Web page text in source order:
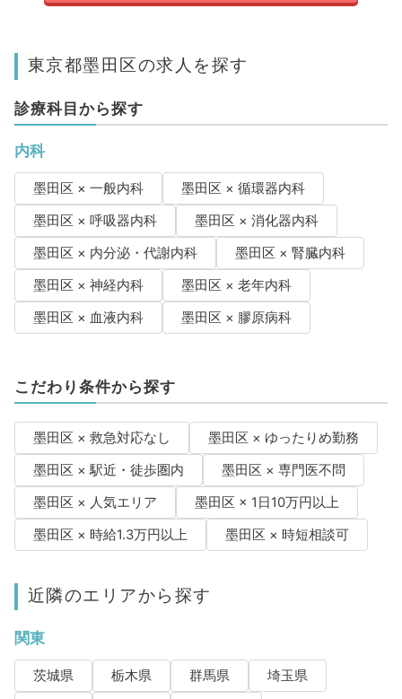
東京都墨田区の求人を探す
診療科目から探す
内科
墨田区 × 一般内科
墨田区 × 循環器内科
墨田区 × 呼吸器内科
墨田区 × 消化器内科
墨田区 × 内分泌・代謝内科
墨田区 × 腎臓内科
墨田区 × 神経内科
墨田区 × 老年内科
墨田区 × 血液内科
墨田区 × 膠原病科
こだわり条件から探す
墨田区 × 救急対応なし
墨田区 × ゆったりめ勤務
墨田区 × 駅近・徒歩圏内
墨田区 × 専門医不問
墨田区 × 人気エリア
墨田区 × 1日10万円以上
墨田区 × 時給1.3万円以上
墨田区 × 時短相談可
近隣のエリアから探す
関東
茨城県 栃木県 群馬県
埼玉県